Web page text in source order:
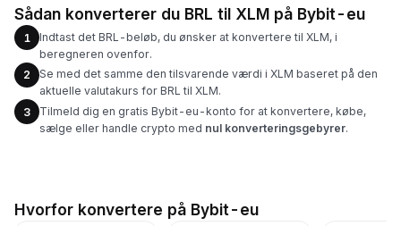
Sådan konverterer du BRL til XLM på Bybit-eu
1
Indtast det BRL-beløb, du ønsker at konvertere til XLM, i
beregneren ovenfor.
2
Se med det samme den tilsvarende værdi i XLM baseret på den
aktuelle valutakurs for BRL til XLM.
3
Tilmeld dig en gratis Bybit-eu-konto for at konvertere, købe,
sælge eller handle crypto med nul konverteringsgebyrer.
Hvorfor konvertere på Bybit-eu